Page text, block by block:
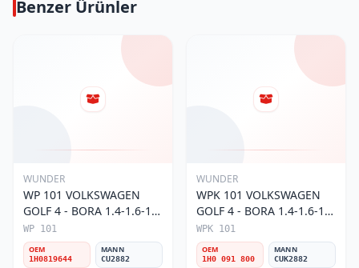
Benzer Ürünler
WUNDER
WP 101 VOLKSWAGEN
GOLF 4 - BORA 1.4-1.6-1.8
POLO III 1H0 819 644
Polen Filtresi
WP 101
OEM
1H0819644
MANN
CU2882
WUNDER
WPK 101 VOLKSWAGEN
GOLF 4 - BORA 1.4-1.6-1.8
POLO III KARBONLU 1H0
091 800 Polen Filtresi
WPK 101
OEM
1H0 091 800
MANN
CUK2882